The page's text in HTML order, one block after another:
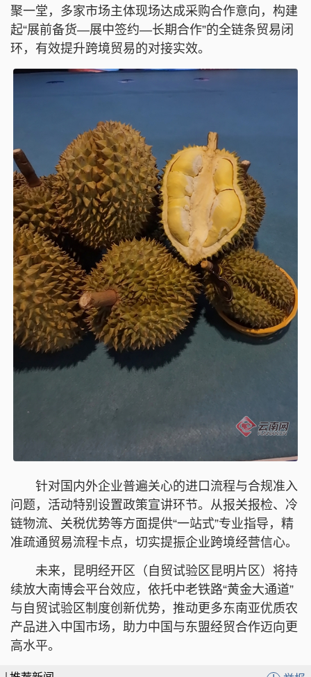
聚一堂，多家市场主体现场达成采购合作意向，构建
起“展前备货—展中签约—长期合作”的全链条贸易闭
环，有效提升跨境贸易的对接实效。
针对国内外企业普遍关心的进口流程与合规准入
问题，活动特别设置政策宣讲环节。从报关报检、冷
链物流、关税优势等方面提供“一站式”专业指导，精
准疏通贸易流程卡点，切实提振企业跨境经营信心。
未来，昆明经开区（自贸试验区昆明片区）将持
续放大南博会平台效应，依托中老铁路“黄金大通道”
与自贸试验区制度创新优势，推动更多东南亚优质农
产品进入中国市场，助力中国与东盟经贸合作迈向更
高水平。